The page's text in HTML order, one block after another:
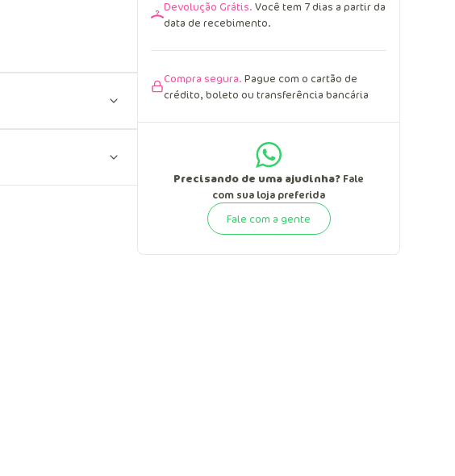
Devolução Grátis. Você tem 7 dias a partir da
data de recebimento.
Compra segura. Pague com o cartão de
crédito, boleto ou transferência bancária
Precisando de uma ajudinha? Fale
com sua loja preferida
Fale com a gente